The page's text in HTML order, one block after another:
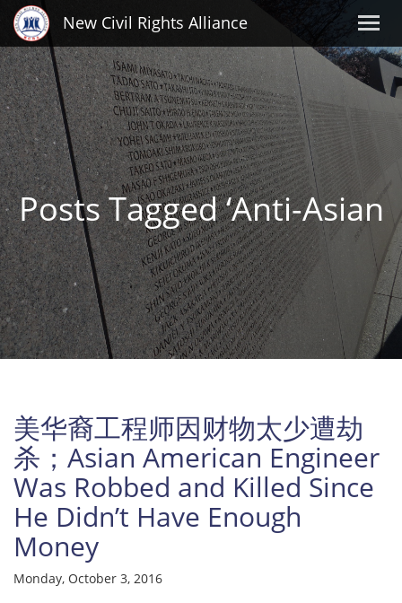
New Civil Rights Alliance
Posts Tagged ‘Anti-Asian
American’
美华裔工程师因财物太少遭劫
杀；Asian American Engineer
Was Robbed and Killed Since
He Didn’t Have Enough
Money
Monday, October 3, 2016